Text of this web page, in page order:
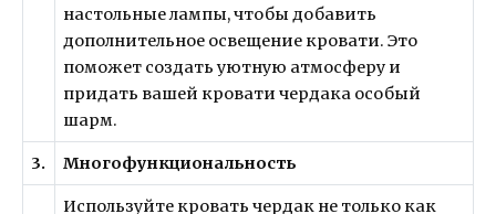
настольные лампы, чтобы добавить
дополнительное освещение кровати. Это
поможет создать уютную атмосферу и
придать вашей кровати чердака особый
шарм.
3. Многофункциональность
Используйте кровать чердак не только как